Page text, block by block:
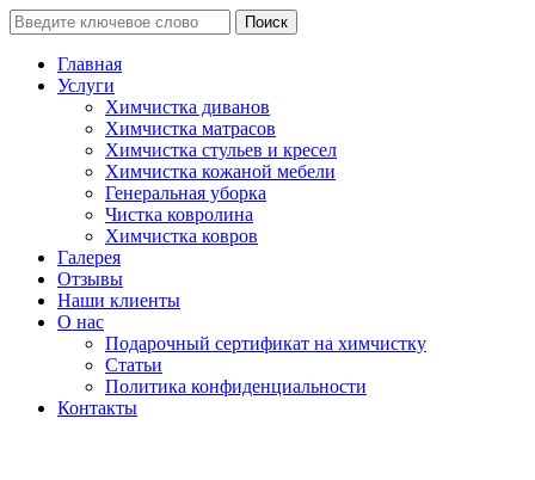
Поиск
Главная
Услуги
Химчистка диванов
Химчистка матрасов
Химчистка стульев и кресел
Химчистка кожаной мебели
Генеральная уборка
Чистка ковролина
Химчистка ковров
Галерея
Отзывы
Наши клиенты
О нас
Подарочный сертификат на химчистку
Статьи
Политика конфиденциальности
Контакты